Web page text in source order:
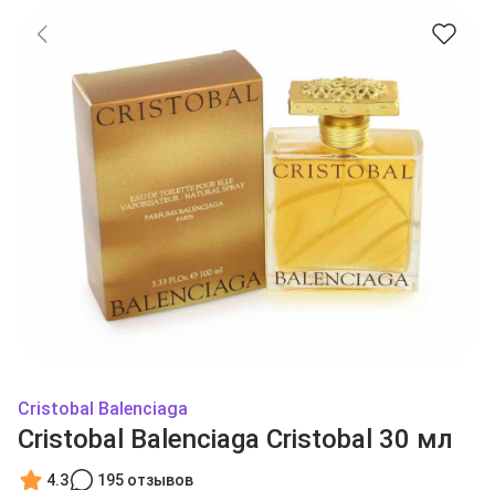
Cristobal Balenciaga
Cristobal Balenciaga Cristobal 30 мл
4.3 195 отзывов